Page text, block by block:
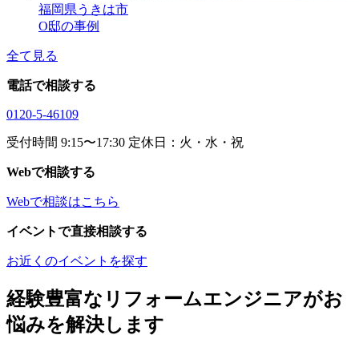
福岡県うきは市
O邸の事例
全て見る
電話で相談する
0120-5-46109
受付時間 9:15〜17:30 定休日：火・水・祝
Webで相談する
Webで相談はこちら
イベントで直接相談する
お近くのイベントを探す
経験豊富なリフォームエンジニアがお
悩みを解決します